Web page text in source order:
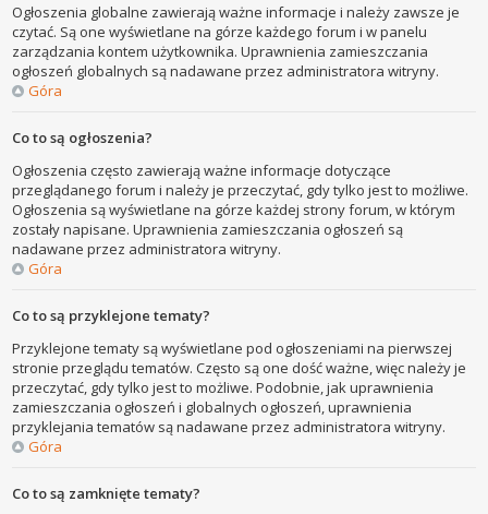
Ogłoszenia globalne zawierają ważne informacje i należy zawsze je
czytać. Są one wyświetlane na górze każdego forum i w panelu
zarządzania kontem użytkownika. Uprawnienia zamieszczania
ogłoszeń globalnych są nadawane przez administratora witryny.
Góra
Co to są ogłoszenia?
Ogłoszenia często zawierają ważne informacje dotyczące
przeglądanego forum i należy je przeczytać, gdy tylko jest to możliwe.
Ogłoszenia są wyświetlane na górze każdej strony forum, w którym
zostały napisane. Uprawnienia zamieszczania ogłoszeń są
nadawane przez administratora witryny.
Góra
Co to są przyklejone tematy?
Przyklejone tematy są wyświetlane pod ogłoszeniami na pierwszej
stronie przeglądu tematów. Często są one dość ważne, więc należy je
przeczytać, gdy tylko jest to możliwe. Podobnie, jak uprawnienia
zamieszczania ogłoszeń i globalnych ogłoszeń, uprawnienia
przyklejania tematów są nadawane przez administratora witryny.
Góra
Co to są zamknięte tematy?